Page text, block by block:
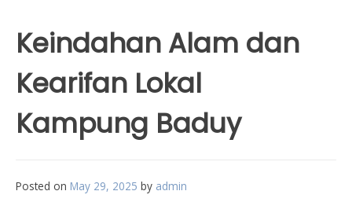
Keindahan Alam dan
Kearifan Lokal
Kampung Baduy
Posted on May 29, 2025 by admin